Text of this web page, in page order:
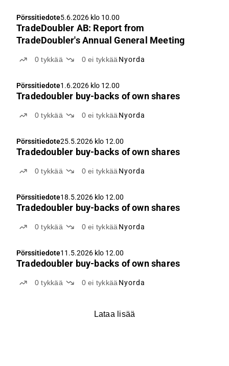
Pörssitiedote5.6.2026 klo 10.00
TradeDoubler AB: Report from
TradeDoubler's Annual General Meeting
0tykkää 0ei tykkää Nyorda
Pörssitiedote1.6.2026 klo 12.00
Tradedoubler buy-backs of own shares
0tykkää 0ei tykkää Nyorda
Pörssitiedote25.5.2026 klo 12.00
Tradedoubler buy-backs of own shares
0tykkää 0ei tykkää Nyorda
Pörssitiedote18.5.2026 klo 12.00
Tradedoubler buy-backs of own shares
0tykkää 0ei tykkää Nyorda
Pörssitiedote11.5.2026 klo 12.00
Tradedoubler buy-backs of own shares
0tykkää 0ei tykkää Nyorda
Lataa lisää